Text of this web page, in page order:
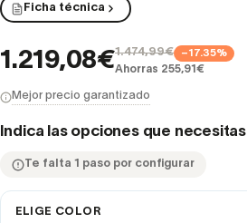
Ficha técnica
1.219,08€1.474,99€ −17.35%
Ahorras 255,91€
Mejor precio garantizado
Indica las opciones que necesitas
Te falta 1 paso por configurar
ELIGE COLOR